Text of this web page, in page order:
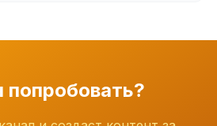
попробовать?